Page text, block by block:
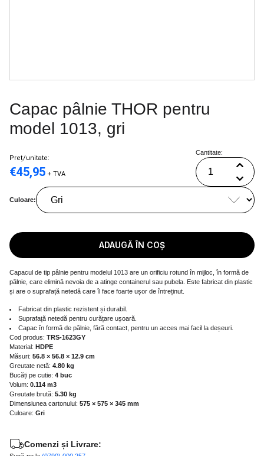
Capac pâlnie THOR pentru
model 1013, gri
Preț/unitate:
€45,95 + TVA
Cantitate:
Culoare:
ADAUGĂ ÎN COȘ
Capacul de tip pâlnie pentru modelul 1013 are un orificiu rotund în mijloc, în formă de
pâlnie, care elimină nevoia de a atinge containerul sau pubela. Este fabricat din plastic
și are o suprafață netedă care îl face foarte ușor de întreținut.
Fabricat din plastic rezistent și durabil.
Suprafață netedă pentru curățare ușoară.
Capac în formă de pâlnie, fără contact, pentru un acces mai facil la deșeuri.
Cod produs: TRS-1623GY
Material: HDPE
Măsuri: 56.8 × 56.8 × 12.9 cm
Greutate netă: 4.80 kg
Bucăți pe cutie: 4 buc
Volum: 0.114 m3
Greutate brută: 5.30 kg
Dimensiunea cartonului: 575 × 575 × 345 mm
Culoare: Gri
Comenzi și Livrare: